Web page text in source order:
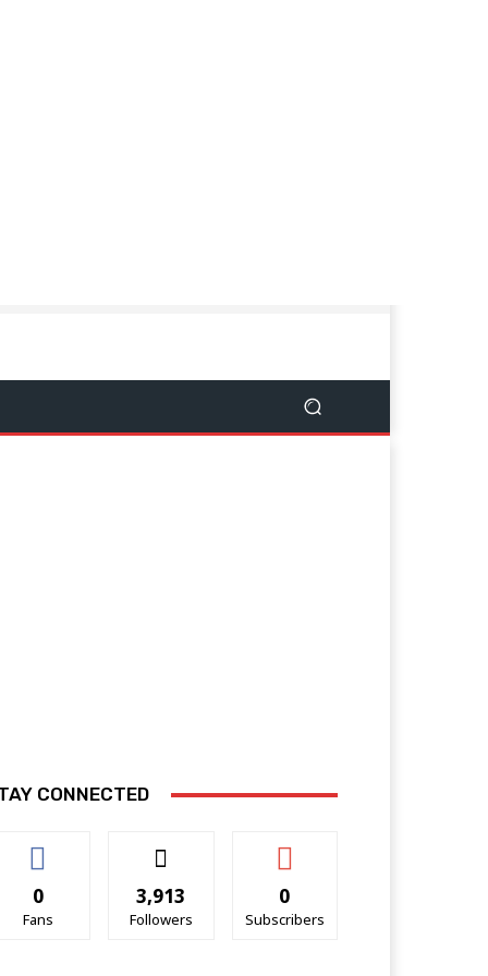
CONNECTED
0
Fans
3,913
Followers
0
Subscribers